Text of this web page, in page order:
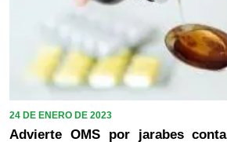
24 DE ENERO DE 2023
Advierte OMS por jarabes